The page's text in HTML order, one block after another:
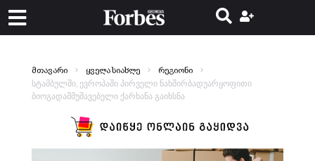
მთავარი ყველა სიახლე რეგიონი
სტამბულში, ევროპაში პირველი ნახშირბადუარყოფითი
ბიოგადამმუშავებელი ქარხანა გაიხსნა